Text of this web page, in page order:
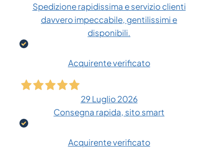
Spedizione rapidissima e servizio clienti
davvero impeccabile, gentilissimi e
disponibili.
Acquirente verificato
29 Luglio 2026
Consegna rapida, sito smart
Acquirente verificato